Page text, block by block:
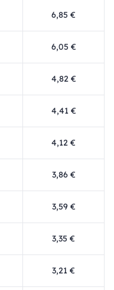
6,85 €
6,05 €
4,82 €
4,41 €
4,12 €
3,86 €
3,59 €
3,35 €
3,21 €